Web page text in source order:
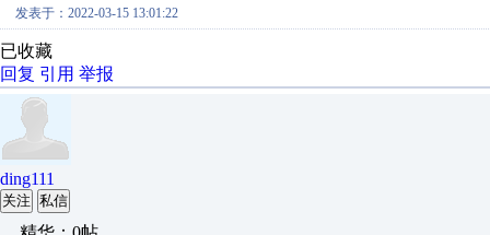
发表于：2022-03-15 13:01:22
已收藏
回复 引用 举报
ding111
关注 私信